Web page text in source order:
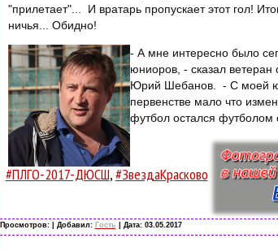
"прилетает"... И вратарь пропускает этот гол!
ничья... Обидно!
- А мне интересно было
юниоров, - сказал ветеран
Юрий Шебанов. - С моей
первенстве мало что
футбол остался футболом
#ПЛГО-2017-ДЮСШ,#ЗвездаКрасково
Просмотров: | Добавил: Гость | Дата: 03.05.2017